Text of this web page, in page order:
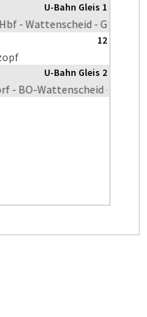
U-Bahn Gleis 1
- Wattenscheid - GE-
12
U-Bahn Gleis 2
- BO-Wattenscheid -